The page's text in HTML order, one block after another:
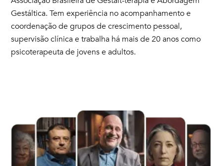
Gestáltica. Tem experiência no acompanhamento e
coordenação de grupos de crescimento pessoal,
supervisão clínica e trabalha há mais de 20 anos como
psicoterapeuta de jovens e adultos.